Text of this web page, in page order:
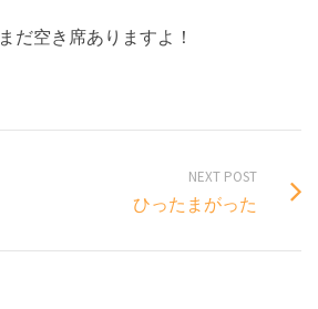
だ空き席ありますよ！
NEXT POST
ひったまがった